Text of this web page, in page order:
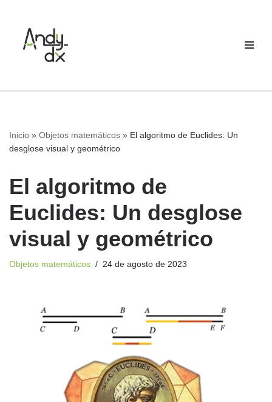
Saltar
contenido
Inicio » Objetos matemáticos » El algoritmo de Euclides: Un
desglose visual y geométrico
El algoritmo de
Euclides: Un desglose
visual y geométrico
Objetos matemáticos 24 de agosto de 2023